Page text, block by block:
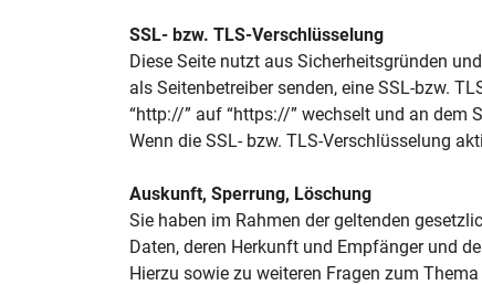
SSL- bzw. TLS-Verschlüsselung
Diese Seite nutzt aus Sicherheitsgründen
als Seitenbetreiber senden, eine SSL-bzw.
“http://” auf “https://” wechselt und an dem
Wenn die SSL- bzw. TLS-Verschlüsselung
Auskunft, Sperrung, Löschung
Sie haben im Rahmen der geltenden
Daten, deren Herkunft und Empfänger und
Hierzu sowie zu weiteren Fragen zum